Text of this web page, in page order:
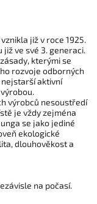
již v roce 1925.
ve své 3. generaci.
kterými se
rozvoje odborných
aktivní
výrobců nesoustředí
je vždy zejména
se jako jediné
ekologické
dlouhověkost a
na počasí.